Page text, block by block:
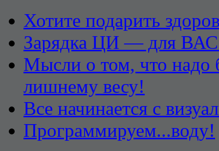
Хотите подарить
Зарядка ЦИ — для
Мысли о том, что надо
лишнему весу!
Все начинается с
Программируем...воду!